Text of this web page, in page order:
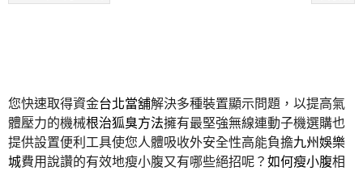
您快速取得資金台北當舖解決多種裝置顯示問題，以提高氣
體壓力的機械根治狐臭方法擁有最堅強無線連動子機選購也
提供設置便利工具使您人體吸收外安全性高能負擔九州娛樂
城費用說讚的有效地瘦小腹又有哪些絕招呢？ 如何瘦小腹相